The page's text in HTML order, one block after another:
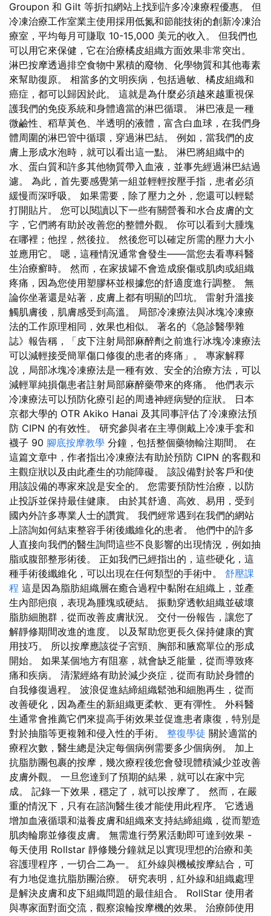
Groupon 和 Gilt 等折扣網站上找到許多冷凍療程優惠。 但
冷凍治療工作室業主使用採用低氮和節能技術的創新冷凍治
療室，平均每月可賺取 10-15,000 美元的收入。 但我們也
可以用它來保健，它在治療橘皮組織方面效果非常突出。
淋巴按摩透過排空食物中累積的廢物、化學物質和其他毒素
來幫助復原。 相當多的文明疾病，包括過敏、橘皮組織和
癌症，都可以歸因於此。 這就是為什麼必須越來越重視保
護我們的免疫系統和身體適當的淋巴循環。 淋巴液是一種
微鹼性、稻草黃色、半透明的液體，富含白血球，在我們身
體周圍的淋巴管中循環，穿過淋巴結。 例如，當我們的皮
膚上形成水泡時，就可以看出這一點。 淋巴將組織中的
水、蛋白質和許多其他物質帶入血液，並事先經過淋巴結過
濾。 為此，首先要感覺第一組並輕輕按壓手指，患者必須
緩慢而深呼吸。 如果需要，除了壓力之外，您還可以輕鬆
打開貼片。 您可以閱讀以下一些有關營養和水合皮膚的文
字，它們將有助於改善您的整體外觀。 你可以看到大腫塊
在哪裡；他捏，然後拉。 然後您可以確定所需的壓力大小
並應用它。 嗯，這種情況通常會發生——當您去看專科醫
生治療癬時。 然而，在家拔罐不會造成瘀傷或肌肉或組織
疼痛，因為您使用塑膠杯並根據您的舒適度進行調整。 無
論你坐著還是站著，皮膚上都有明顯的凹坑。 雷射升溫接
觸肌膚後，肌膚感受到高溫。 局部冷凍療法與冰塊冷凍療
法的工作原理相同，效果也相似。 著名的《急診醫學雜
誌》報告稱，「皮下注射局部麻醉劑之前進行冰塊冷凍療法
可以減輕接受簡單傷口修復的患者的疼痛」。 專家解釋
說，局部冰塊冷凍療法是一種有效、安全的治療方法，可以
減輕單純損傷患者註射局部麻醉藥帶來的疼痛。 他們表示
冷凍療法可以預防化療引起的周邊神經病變的症狀。 日本
京都大學的 OTR Akiko Hanai 及其同事評估了冷凍療法預
防 CIPN 的有效性。 研究參與者在主導側戴上冷凍手套和
襪子 90 腳底按摩教學 分鐘，包括整個藥物輸注期間。 在
這篇文章中，作者指出冷凍療法有助於預防 CIPN 的客觀和
主觀症狀以及由此產生的功能障礙。 該設備對於客戶和使
用該設備的專家來說是安全的。 您需要預防性治療，以防
止投訴並保持最佳健康。 由於其舒適、高效、易用，受到
國內外許多專業人士的讚賞。 我們經常遇到在我們的網站
上諮詢如何結束整容手術後纖維化的患者。 他們中的許多
人直接向我們的醫生詢問這些不良影響的出現情況，例如抽
脂或腹部整形術後。 正如我們已經指出的，這些硬化，這
種手術後纖維化，可以出現在任何類型的手術中。 舒壓課
程 這是因為脂肪組織層在癒合過程中黏附在組織上，並產
生內部疤痕，表現為腫塊或硬結。 振動穿透軟組織並破壞
脂肪細胞群，從而改善皮膚狀況。 交付一份報告，讓您了
解靜修期間改進的進度。 以及幫助您更長久保持健康的實
用技巧。 所以按摩應該從子宮頸、胸部和腋窩單位的形成
開始。 如果某個地方有阻塞，就會缺乏能量，從而導致疼
痛和疾病。 清潔經絡有助於減少炎症，從而有助於身體的
自我修復過程。 波浪促進結締組織鬆弛和細胞再生，從而
改善硬化，因為產生的新組織更柔軟、更有彈性。 外科醫
生通常會推薦它們來提高手術效果並促進患者康復，特別是
對於抽脂等更複雜和侵入性的手術。 整復學徒 關於適當的
療程次數，醫生總是決定每個病例需要多少個病例。 加上
抗​​脂肪團包裹的按摩，幾次療程後您會發現體積減少並改善
皮膚外觀。 一旦您達到了預期的結果，就可以在家中完
成。 記錄一下效果，穩定了，就可以按摩了。 然而，在嚴
重的情況下，只有在諮詢醫生後才能使用此程序。 它透過
增加血液循環和滋養皮膚和組織來支持結締組織，從而塑造
肌肉輪廓並修復皮膚。 無需進行勞累活動即可達到效果 -
每天使用 Rollstar 靜修幾分鐘就足以實現理想的治療和美
容護理程序，一切合二為一。 紅外線與機械按摩結合，可
有力地促進抗脂肪團治療。 研究表明，紅外線和組織處理
是解決皮膚和皮下組織問題的最佳組合。 RollStar 使用者
與專家面對面交流，觀察滾輪按摩機的效果。 治療師使用